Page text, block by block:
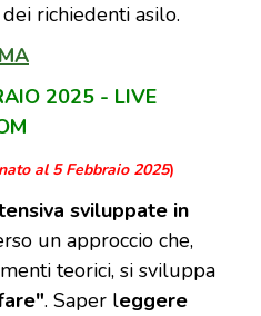
richiedenti asilo.
2025 - LIVE
al 5 Febbraio2025)
sviluppate in
un approccio che,
teorici, si sviluppa
. Saper leggere